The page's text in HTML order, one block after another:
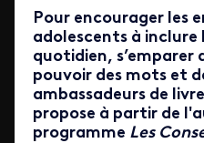
Pour encourager les
adolescents à
quotidien, s’emparer
pouvoir des mots et
ambassadeurs de
propose à partir de
programme Les